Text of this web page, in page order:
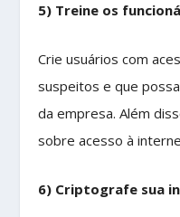
5) Treine os
Crie usuários com
suspeitos e que
da empresa. Além
sobre acesso à
6) Criptografe sua